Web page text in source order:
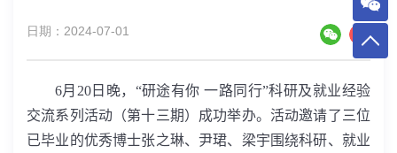
日期：2024-07-01
6月 20日晚，“研途有你 一路同行”科研及就业经验
交流系列活动（第十三期）成功举办。活动邀请了三位
已毕业的优秀博士张之琳、尹珺、梁宇围绕科研、就业